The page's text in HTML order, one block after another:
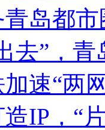
岛都
去”，
速“两
IP，“